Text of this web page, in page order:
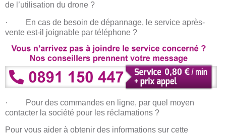
de l’utilisation du drone ?
· En cas de besoin de dépannage, le service après-
vente est-il joignable par téléphone ?
· Pour des commandes en ligne, par quel moyen
contacter la société pour les réclamations ?
Pour vous aider à obtenir des informations sur cette